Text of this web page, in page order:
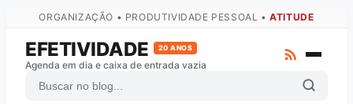
ORGANIZAÇÃO • PRODUTIVIDADE PESSOAL •ATITUDE
EFETIVIDADE 20 ANOS
Agenda em dia e caixa de entrada vazia